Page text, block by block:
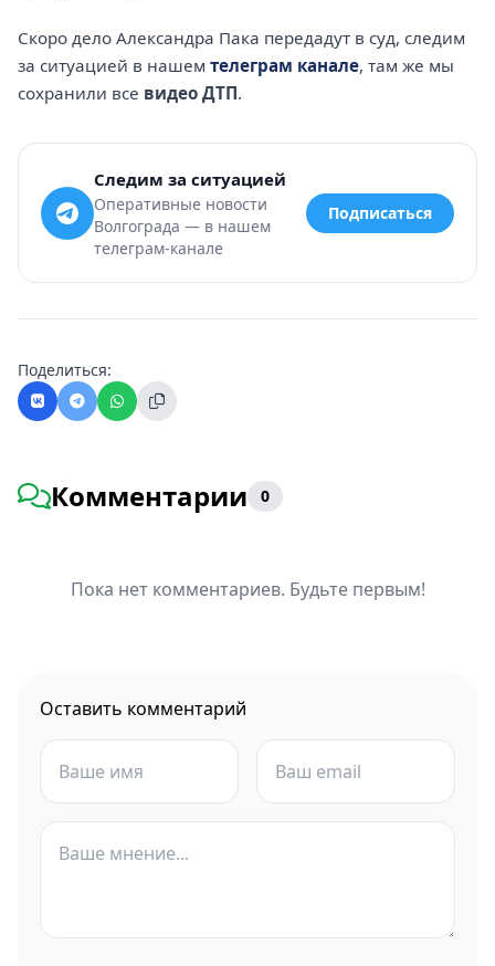
Скоро дело Александра Пака передадут в суд, следим
за ситуацией в нашем телеграм канале, там же мы
сохранили все видео ДТП.
Следим за ситуацией
Оперативные новости
Волгограда — в нашем
телеграм-канале
Подписаться
Поделиться:
Комментарии 0
Пока нет комментариев. Будьте первым!
Оставить комментарий